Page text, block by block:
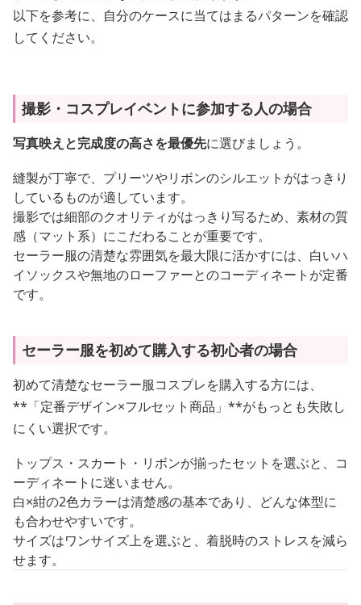
以下を参考に、自分のケースに当てはまるパターンを確認
してください。
撮影・コスプレイベントに参加する人の場合
写真映えと完成度の高さを最優先に選びましょう。
縫製が丁寧で、プリーツやリボンのシルエットがはっきり
しているものが適しています。
撮影では細部のクオリティがはっきり写るため、素材の質
感（マット系）にこだわることが重要です。
セーラー服の清楚な雰囲気を最大限に活かすには、白いハ
イソックスや無地のローファーとのコーディネートが定番
です。
セーラー服を初めて購入する初心者の場合
初めて清楚なセーラー服コスプレを購入する方には、
**「定番デザイン×フルセット商品」**がもっとも失敗し
にくい選択です。
トップス・スカート・リボンが揃ったセットを選ぶと、コ
ーディネートに迷いません。
白×紺の2色カラーは清楚感の基本であり、どんな体型に
も合わせやすいです。
サイズはワンサイズ上を選ぶと、着脱時のストレスを減ら
せます。